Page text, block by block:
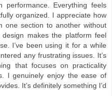
performance. Everything feels
organized. I appreciate how
one section to another without
makes the platform feel
I’ve been using it for a while
any frustrating issues. It’s
that focuses on practicality
I genuinely enjoy the ease of
It’s definitely something I’d